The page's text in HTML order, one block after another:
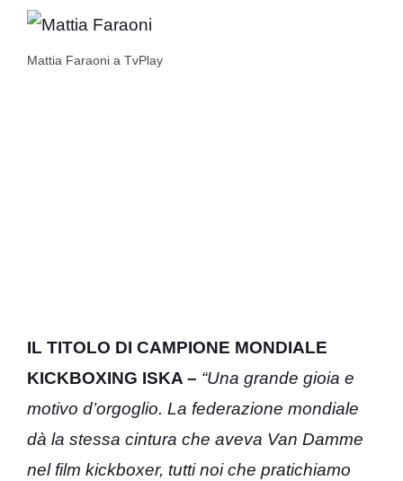
Mattia Faraoni a TvPlay
IL TITOLO DI CAMPIONE MONDIALE
KICKBOXING ISKA – “Una grande gioia e
motivo d’orgoglio. La federazione mondiale
dà la stessa cintura che aveva Van Damme
nel film kickboxer, tutti noi che pratichiamo